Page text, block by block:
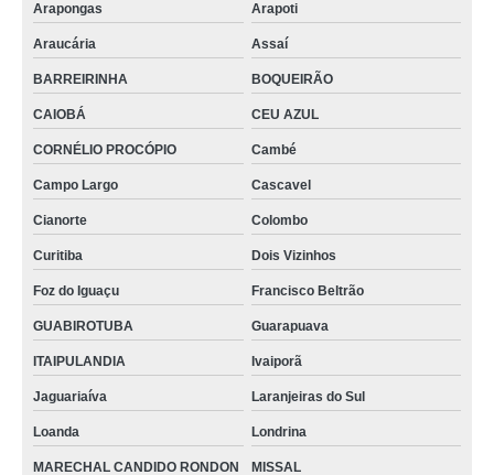
Arapongas Arapoti
Araucária Assaí
BARREIRINHA BOQUEIRÃO
CAIOBÁ CEU AZUL
CORNÉLIO PROCÓPIO Cambé
Campo Largo Cascavel
Cianorte Colombo
Curitiba Dois Vizinhos
Foz do Iguaçu Francisco Beltrão
GUABIROTUBA Guarapuava
ITAIPULANDIA Ivaiporã
Jaguariaíva Laranjeiras do Sul
Loanda Londrina
MARECHAL CANDIDO RONDON MISSAL